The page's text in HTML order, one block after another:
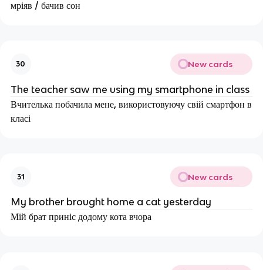
мріяв / бачив сон
30 New cards
The teacher saw me using my smartphone in class
Вчителька побачила мене, використовуючу свій смартфон в
класі
31 New cards
My brother brought home a cat yesterday
Мій брат приніс додому кота вчора